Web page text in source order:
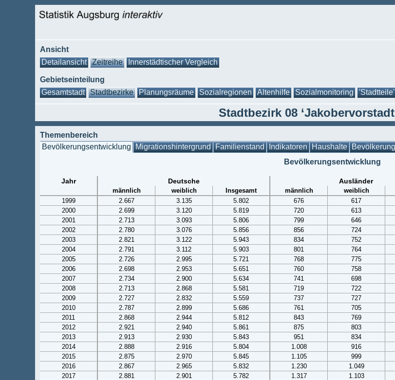
Ansicht
Detailansicht
Zeitreihe Innerstädtischer Vergleich
Gebietseinteilung
Gesamtstadt
Stadtbezirke Planungsräume Sozialregionen Altenhilfe Sozialmonitoring 'Stadtteile'
Stadtbezirk 08 ‘Jakobervorstadt
Themenbereich
Bevölkerungsentwicklung Migrationshintergrund Familienstand Indikatoren Haushalte
Bevölkerungsentwicklung
Jahr Deutsche Ausländer
männlich weiblich Insgesamt männlich weiblich
1999
2.667 3.135 5.802 676 617
2000
2.699 3.120 5.819 720 613
2001
2.713 3.093 5.806 799 646
2002
2.780 3.076 5.856 856 724
2003
2.821 3.122 5.943 834 752
2004
2.791 3.112 5.903 801 764
2005
2.726 2.995 5.721 768 775
2006
2.698 2.953 5.651 760 758
2007
2.734 2.900 5.634 741 698
2008
2.713 2.868 5.581 719 722
2009
2.727 2.832 5.559 737 727
2010
2.787 2.899 5.686 761 705
2011
2.868 2.944 5.812 843 769
2012
2.921 2.940 5.861 875 803
2013
2.913 2.930 5.843 951 834
2014
2.888 2.916 5.804 1.008 916
2015
2.875 2.970 5.845 1.105 999
2016
2.867 2.965 5.832 1.230 1.049
2017
2.881 2.901 5.782 1.317 1.103